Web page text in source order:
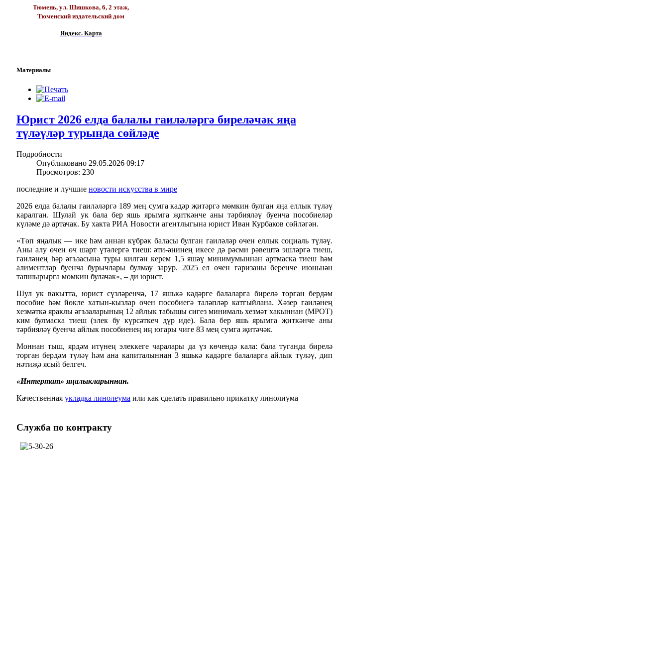
Тюмень, ул. Шишкова, 6, 2 этаж,
Тюменский издательский дом
Яндекс. Карта
Материалы
Юрист 2026 елда балалы гаиләләргә биреләчәк яңа
түләүләр турында сөйләде
Подробности
Опубликовано 29.05.2026 09:17
Просмотров: 230
последние и лучшие новости искусства в мире
2026 елда балалы гаиләләргә 189 мең сумга кадәр җитәргә мөмкин булган яңа еллык түләү
каралган. Шулай ук бала бер яшь ярымга җиткәнче аны тәрбияләү буенча пособиеләр
күләме дә артачак. Бу хакта РИА Новости агентлыгына юрист Иван Курбаков сөйләгән.
«Төп яңалык — ике һәм аннан күбрәк баласы булган гаиләләр өчен еллык социаль түләү.
Аны алу өчен өч шарт үтәлергә тиеш: әти-әнинең икесе дә рәсми рәвештә эшләргә тиеш,
гаиләнең һәр әгъзасына туры килгән керем 1,5 яшәү минимумыннан артмаска тиеш һәм
алиментлар буенча бурычлары булмау зарур. 2025 ел өчен гаризаны беренче июньнән
тапшырырга мөмкин булачак», – ди юрист.
Шул ук вакытта, юрист сүзләренчә, 17 яшькә кадәрге балаларга бирелә торган бердәм
пособие һәм йөкле хатын-кызлар өчен пособиегә таләпләр катгыйлана. Хәзер гаиләнең
хезмәткә яраклы әгъзаларының 12 айлык табышы сигез минималь хезмәт хакыннан (МРОТ)
ким булмаска тиеш (элек бу күрсәткеч дүр иде). Бала бер яшь ярымга җиткәнче аны
тәрбияләү буенча айлык пособиенең иң югары чиге 83 мең сумга җитәчәк.
Моннан тыш, ярдәм итүнең элеккеге чаралары да үз көчендә кала: бала туганда бирелә
торган бердәм түләү һәм ана капиталыннан 3 яшькә кадәрге балаларга айлык түләү, дип
нәтиҗә ясый белгеч.
«Интертат» яңалыкларыннан.
Качественная укладка линолеума или как сделать правильно прикатку линолиума
Служба по контракту